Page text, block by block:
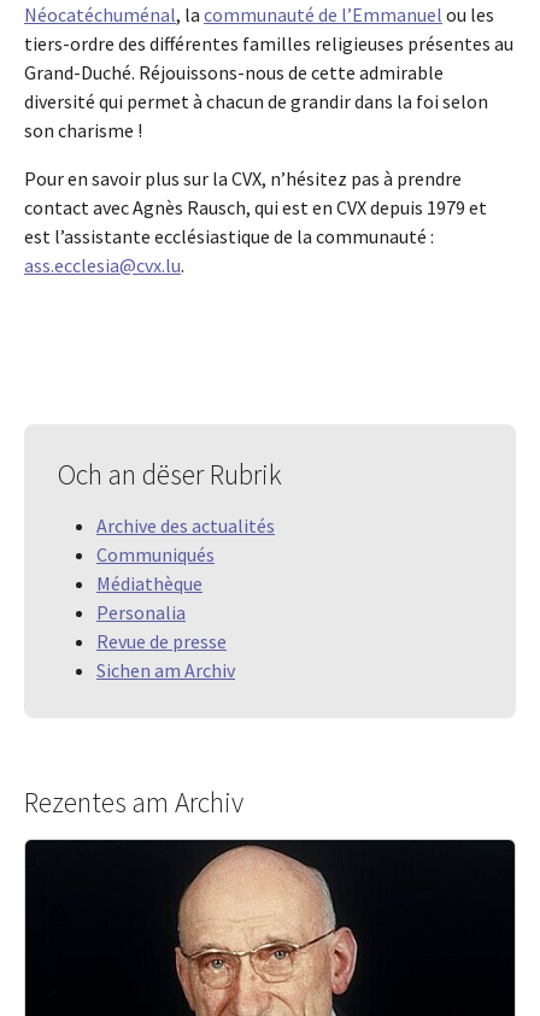
Néocatéchuménal, la communauté de l’Emmanuel ou les
tiers-ordre des différentes familles religieuses présentes au
Grand-Duché. Réjouissons-nous de cette admirable
diversité qui permet à chacun de grandir dans la foi selon
son charisme !
Pour en savoir plus sur la CVX, n’hésitez pas à prendre
contact avec Agnès Rausch, qui est en CVX depuis 1979 et
est l’assistante ecclésiastique de la communauté :
ass.ecclesia@cvx.lu.
Och an dëser Rubrik
Archive des actualités
Communiqués
Médiathèque
Personalia
Revue de presse
Sichen am Archiv
Rezentes am Archiv